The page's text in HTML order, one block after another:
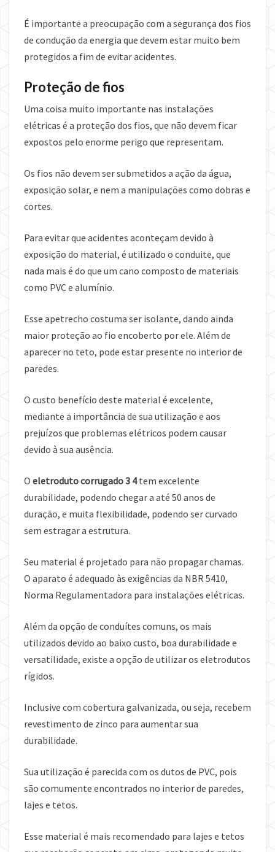
É importante a preocupação com a segurança dos fios
de condução da energia que devem estar muito bem
protegidos a fim de evitar acidentes.
Proteção de fios
Uma coisa muito importante nas instalações
elétricas é a proteção dos fios, que não devem ficar
expostos pelo enorme perigo que representam.
Os fios não devem ser submetidos a ação da água,
exposição solar, e nem a manipulações como dobras e
cortes.
Para evitar que acidentes aconteçam devido à
exposição do material, é utilizado o conduite, que
nada mais é do que um cano composto de materiais
como PVC e alumínio.
Esse apetrecho costuma ser isolante, dando ainda
maior proteção ao fio encoberto por ele. Além de
aparecer no teto, pode estar presente no interior de
paredes.
O custo benefício deste material é excelente,
mediante a importância de sua utilização e aos
prejuízos que problemas elétricos podem causar
devido à sua ausência.
O eletroduto corrugado 3 4tem excelente
durabilidade, podendo chegar a até 50 anos de
duração, e muita flexibilidade, podendo ser curvado
sem estragar a estrutura.
Seu material é projetado para não propagar chamas.
O aparato é adequado às exigências da NBR 5410,
Norma Regulamentadora para instalações elétricas.
Além da opção de conduítes comuns, os mais
utilizados devido ao baixo custo, boa durabilidade e
versatilidade, existe a opção de utilizar os eletrodutos
rígidos.
Inclusive com cobertura galvanizada, ou seja, recebem
revestimento de zinco para aumentar sua
durabilidade.
Sua utilização é parecida com os dutos de PVC, pois
são comumente encontrados no interior de paredes,
lajes e tetos.
Esse material é mais recomendado para lajes e tetos